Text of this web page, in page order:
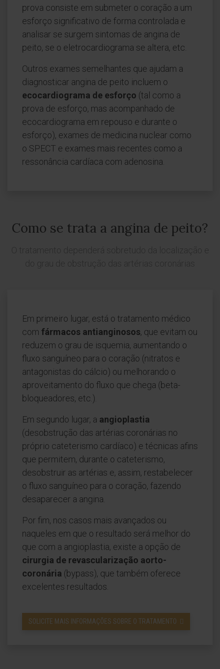
prova consiste em submeter o coração a um
esforço significativo de forma controlada e
analisar se surgem sintomas de angina de
peito, se o eletrocardiograma se altera, etc.
Outros exames semelhantes que ajudam a
diagnosticar angina de peito incluem o
ecocardiograma de esforço (tal como a
prova de esforço, mas acompanhado de
ecocardiograma em repouso e durante o
esforço), exames de medicina nuclear como
o SPECT e exames mais recentes como a
ressonância cardíaca com adenosina.
Como se trata a angina de peito?
Em primeiro lugar, está o tratamento médico
com fármacos antianginosos, que evitam ou
reduzem o grau de isquemia, aumentando o
fluxo sanguíneo para o coração (nitratos e
antagonistas do cálcio) ou melhorando o
aproveitamento do fluxo que chega (beta-
bloqueadores, etc.).
Em segundo lugar, a angioplastia
(desobstrução das artérias coronárias no
próprio cateterismo cardíaco) e técnicas afins
que permitem, durante o cateterismo,
desobstruir as artérias e, assim, restabelecer
o fluxo sanguíneo para o coração, fazendo
desaparecer a angina.
Por fim, nos casos mais avançados ou
naqueles em que o resultado será melhor do
que com a angioplastia, existe a opção de
cirurgia de revascularização aorto-
coronária (bypass), que também oferece
excelentes resultados.
SOLICITE MAIS INFORMAÇÕES SOBRE O TRATAMENTO